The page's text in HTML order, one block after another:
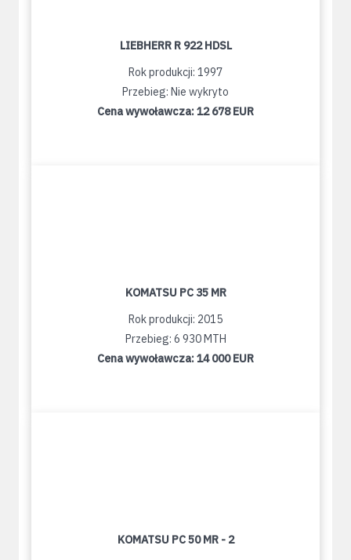
LIEBHERR R 922 HDSL
Rok produkcji: 1997
Przebieg: Nie wykryto
Cena wywoławcza:12 678 EUR
KOMATSU PC 35 MR
Rok produkcji: 2015
Przebieg: 6 930 MTH
Cena wywoławcza:14 000 EUR
KOMATSU PC 50 MR - 2